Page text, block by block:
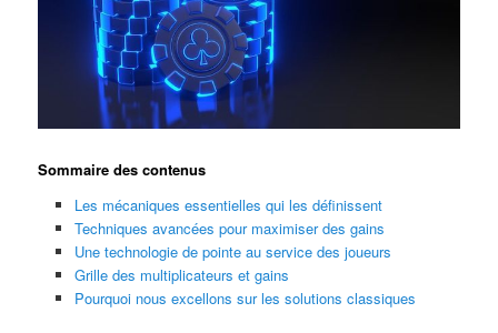
Sommaire des contenus
Les mécaniques essentielles qui les définissent
Techniques avancées pour maximiser des gains
Une technologie de pointe au service des joueurs
Grille des multiplicateurs et gains
Pourquoi nous excellons sur les solutions classiques